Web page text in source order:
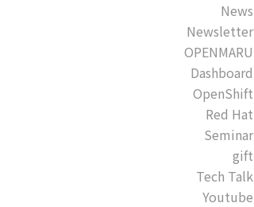
News
Newsletter
OPENMARU
Dashboard
OpenShift
Red Hat
Seminar
gift
Tech Talk
Youtube